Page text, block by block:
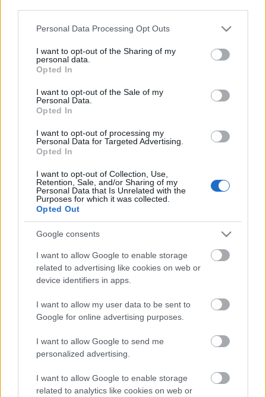
Please note that this website/app uses one or more Google
not limited to your visit or usage behaviour. You may click to
grant or deny consent to Google and its third-party tags to
use your data for below specified purposes in below Google
consent section.
Personal Data Processing Opt Outs
I want to opt-out of the Sharing of my
personal data.
Opted In
I want to opt-out of the Sale of my
Personal Data.
Opted In
I want to opt-out of processing my
Personal Data for Targeted Advertising.
Opted In
I want to opt-out of Collection, Use,
Retention, Sale, and/or Sharing of my
Personal Data that Is Unrelated with the
Purposes for which it was collected.
Opted Out
Google consents
I want to allow Google to enable storage
related to advertising like cookies on web or
device identifiers in apps.
I want to allow my user data to be sent to
Google for online advertising purposes.
I want to allow Google to send me
personalized advertising.
I want to allow Google to enable storage
related to analytics like cookies on web or
Paks II.: Mit jelent az 5. blokk új
árnyékában?
másodfokúra csökken a riasztás
HIRDETÉS
Fontos a postaládákba költöző
széncinegék védelme
Amire többmillióan vártunk: szombattól
másodfokúra csökken a riasztás